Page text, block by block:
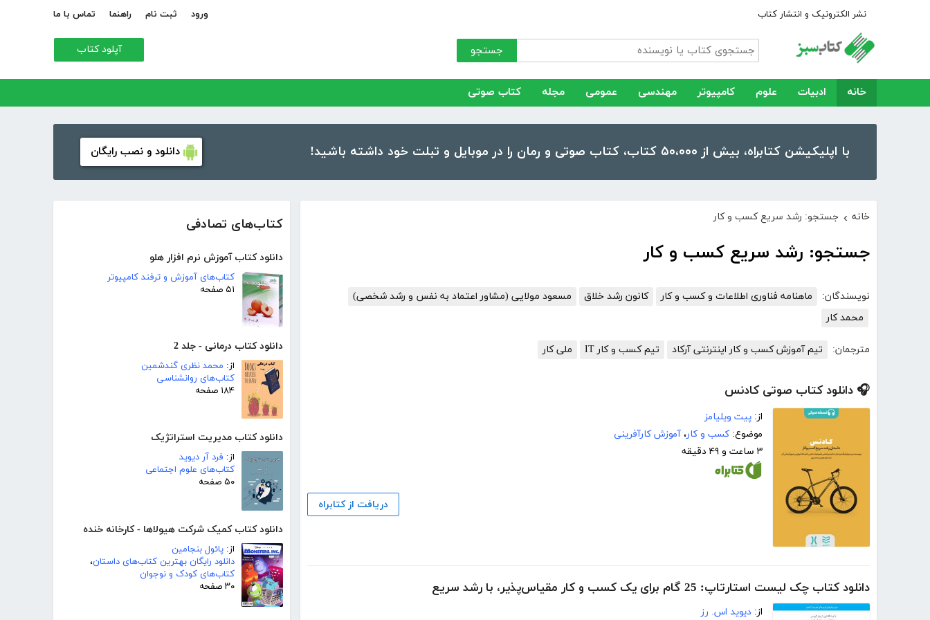
نشر الکترونیک و انتشار کتاب ورود ثبت نام راهنما تماس با ما
جستجو آپلود کتاب
خانه ادبیات علوم کامپیوتر مهندسی عمومی مجله کتاب صوتی
با اپلیکیشن کتابراه، بیش از ۵۰،۰۰۰ کتاب، کتاب صوتی و رمان را در موبایل و تبلت خود داشته باشید! دانلود و نصب رایگان
کتاب‌های تصادفی
دانلود کتاب آموزش نرم افزار هلو
کتاب‌های آموزش و ترفند کامپیوتر
۵۱ صفحه
دانلود کتاب درمانی - جلد 2
از: محمد نظری گندشمین
کتاب‌های روانشناسی
۱۸۴ صفحه
دانلود کتاب مدیریت استراتژیک
از: فرد آر دیوید
کتاب‌های علوم اجتماعی
۵۰ صفحه
دانلود کتاب کمیک شرکت هیولاها - کارخانه خنده
از: پائول بنجامین
دانلود رایگان بهترین کتاب‌های داستان،
کتاب‌های کودک و نوجوان
۳۰ صفحه
خانه › جستجو: رشد سریع کسب و کار
جستجو: رشد سریع کسب و کار
نویسندگان: ماهنامه فناوری اطلاعات و کسب و کار کانون رشد خلاق
مسعود مولایی (مشاور اعتماد به نفس و رشد شخصی)
محمد کار
مترجمان: تیم آموزش کسب و کار اینترنتی آرکاد تیم کسب و کار IT ملی کار
🎧 دانلود کتاب صوتی کادنس
از: پیت ویلیامز
موضوع: کسب و کار، آموزش کارآفرینی
۳ ساعت و ۴۹ دقیقه
دریافت از کتابراه
دانلود کتاب چک‌ لیست استارتاپ: 25 گام برای یک کسب و‌ کار مقیاس‌پذیر، با رشد سریع
از: دیوید اس. رز